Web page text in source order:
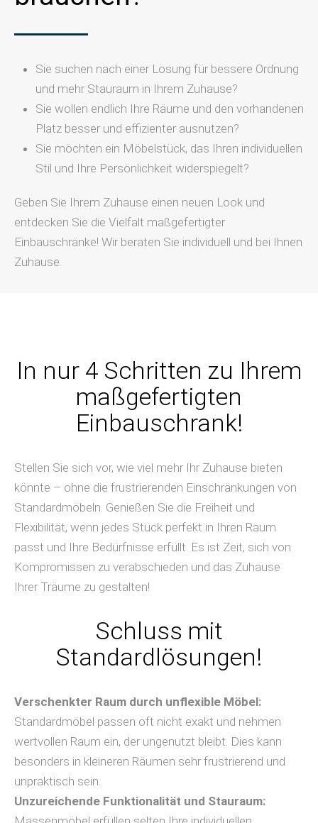
Sie suchen nach einer Lösung für bessere Ordnung
und mehr Stauraum in Ihrem Zuhause?
Sie wollen endlich Ihre Räume und den vorhandenen
Platz besser und effizienter ausnutzen?
Sie möchten ein Möbelstück, das Ihren individuellen
Stil und Ihre Persönlichkeit widerspiegelt?
Geben Sie Ihrem Zuhause einen neuen Look und
entdecken Sie die Vielfalt maßgefertigter
Einbauschränke! Wir beraten Sie individuell und bei Ihnen
Zuhause.
In nur 4 Schritten zu Ihrem
maßgefertigten
Einbauschrank!
Stellen Sie sich vor, wie viel mehr Ihr Zuhause bieten
könnte – ohne die frustrierenden Einschränkungen von
Standardmöbeln. Genießen Sie die Freiheit und
Flexibilität, wenn jedes Stück perfekt in Ihren Raum
passt und Ihre Bedürfnisse erfüllt. Es ist Zeit, sich von
Kompromissen zu verabschieden und das Zuhause
Ihrer Träume zu gestalten!
Schluss mit
Standardlösungen!
Verschenkter Raum durch unflexible Möbel:
Standardmöbel passen oft nicht exakt und nehmen
wertvollen Raum ein, der ungenutzt bleibt. Dies kann
besonders in kleineren Räumen sehr frustrierend und
unpraktisch sein.
Unzureichende Funktionalität und Stauraum: